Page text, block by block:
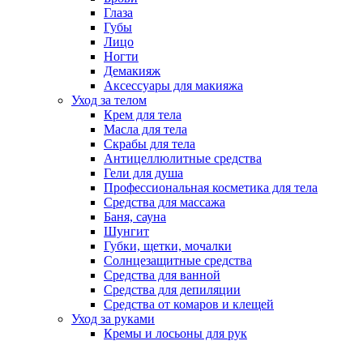
Глаза
Губы
Лицо
Ногти
Демакияж
Аксессуары для макияжа
Уход за телом
Крем для тела
Масла для тела
Скрабы для тела
Антицеллюлитные средства
Гели для душа
Профессиональная косметика для тела
Средства для массажа
Баня, сауна
Шунгит
Губки, щетки, мочалки
Солнцезащитные средства
Средства для ванной
Средства для депиляции
Средства от комаров и клещей
Уход за руками
Кремы и лосьоны для рук